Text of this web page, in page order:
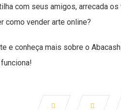
com seus amigos, arrecada
como vender arte online?
e conheça mais sobre o